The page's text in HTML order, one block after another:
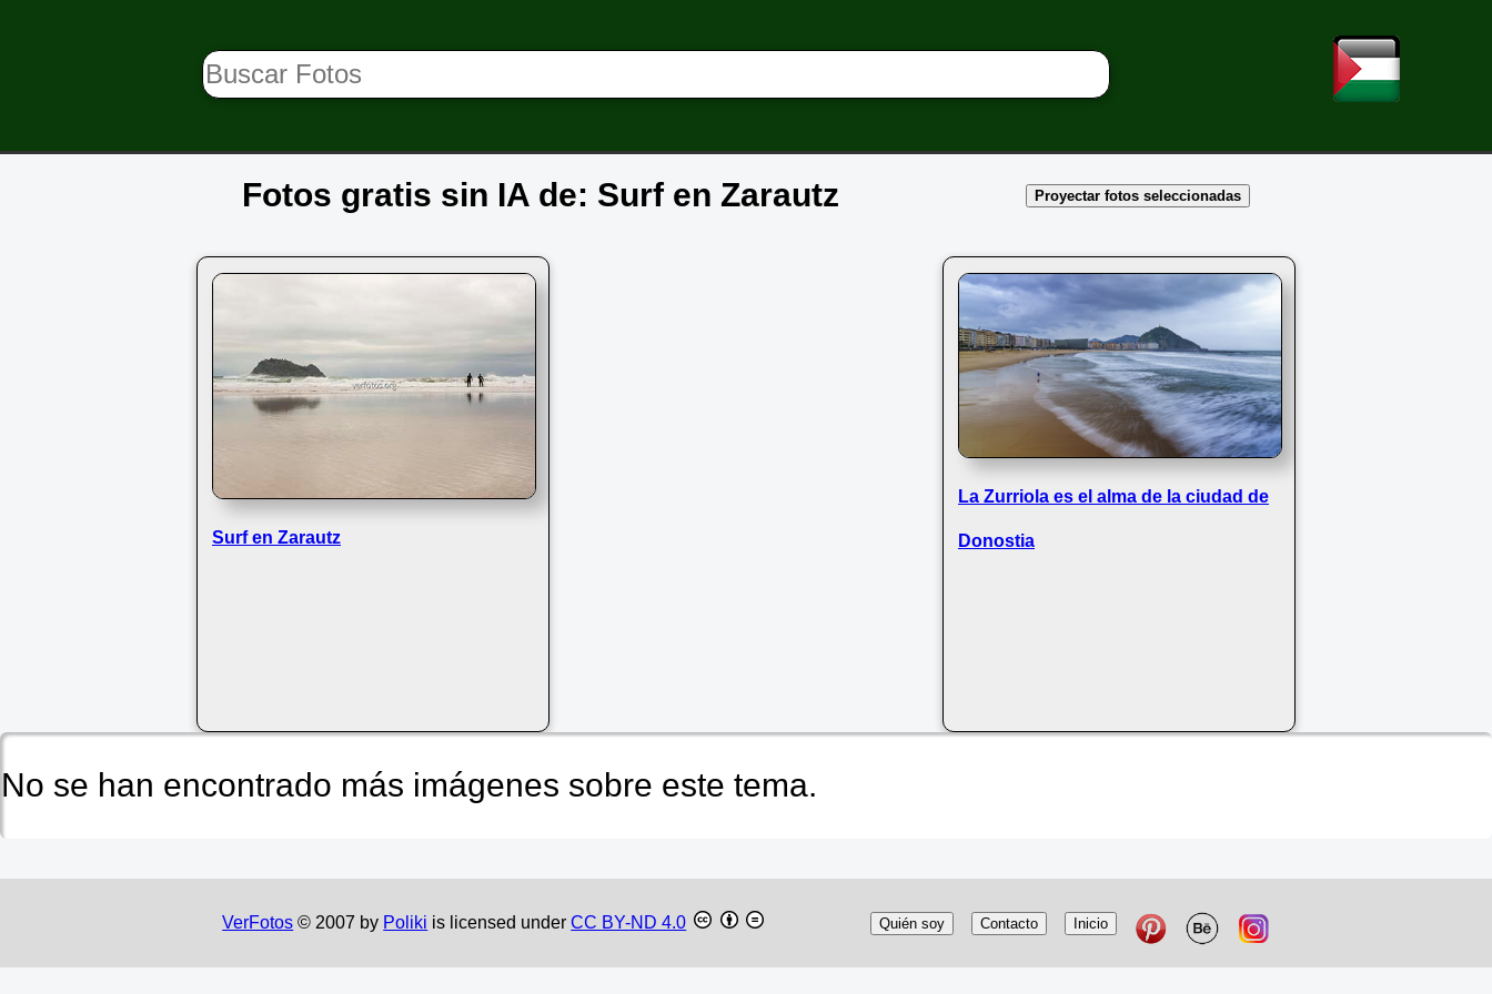
Fotos gratis sin IA de: Surf en Zarautz Proyectar fotos seleccionadas
Surf en Zarautz
La Zurriola es el alma de la ciudad de
Donostia
No se han encontrado más imágenes sobre este tema.
VerFotos © 2007 by Poliki is licensed underCC BY-ND 4.0 Quién soy Contacto Inicio